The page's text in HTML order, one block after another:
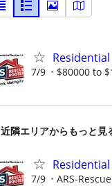
7/9 $80000 to
近隣エリアからもっと見
7/9 ARS-